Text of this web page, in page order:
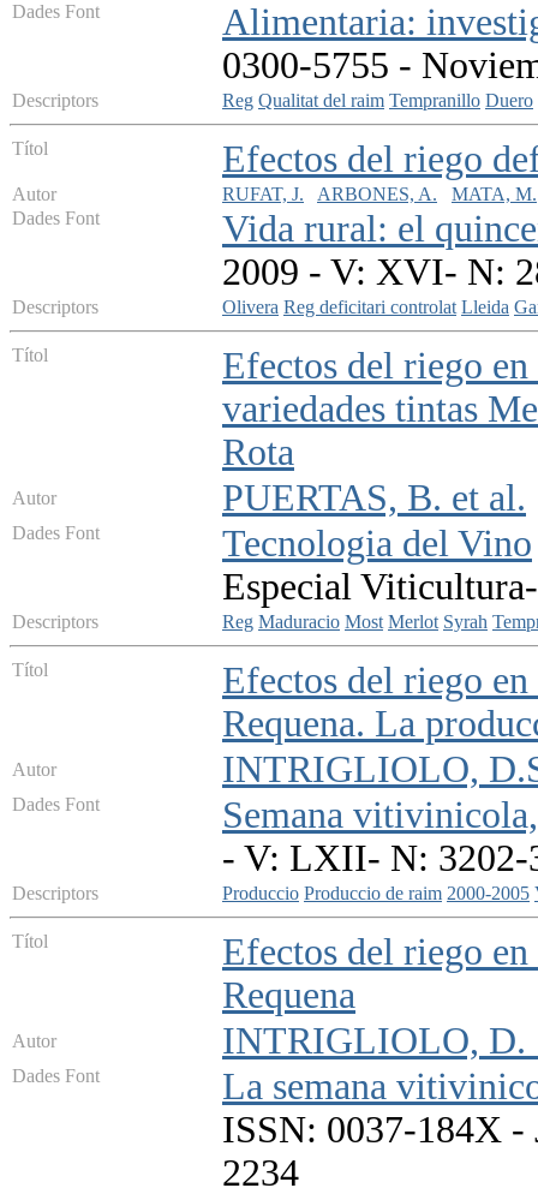
Dades Font
Alimentaria:
0300-5755 -
Descriptors Reg Qualitat del raim Tempranillo Duero
Títol Efectos del riego
Autor RUFAT, J. ARBONES, A.
MATA, M.
Dades Font
Vida rural: el
2009 - V: XVI- N:
Descriptors Olivera Reg deficitari controlat Lleida
Títol
Efectos del riego
variedades tintas
Rota
Autor PUERTAS, B. et al.
Dades Font Tecnologia del Vino
Especial
Descriptors Reg Maduracio Most Merlot Syrah
Títol
Efectos del riego
Requena. La
Autor INTRIGLIOLO,
Dades Font
Semana
- V: LXII- N: 3202-
Descriptors Produccio Produccio de raim 2000-2005
Títol
Efectos del riego
Requena
Autor INTRIGLIOLO, D.
Dades Font
La semana
ISSN: 0037-184X -
2234